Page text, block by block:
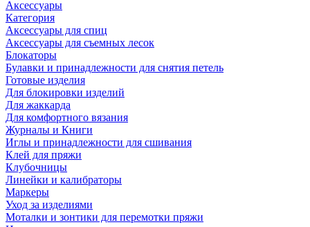
Аксессуары
Категория
Аксессуары для спиц
Аксессуары для съемных лесок
Блокаторы
Булавки и принадлежности для снятия петель
Готовые изделия
Для блокировки изделий
Для жаккарда
Для комфортного вязания
Журналы и Книги
Иглы и принадлежности для сшивания
Клей для пряжи
Клубочницы
Линейки и калибраторы
Маркеры
Уход за изделиями
Моталки и зонтики для перемотки пряжи